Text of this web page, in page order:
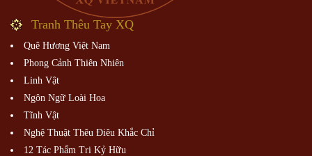
Tranh Thêu Tay XQ
Quê Hương Việt Nam
Phong Cảnh Thiên Nhiên
Linh Vật
Ngôn Ngữ Loài Hoa
Tĩnh Vật
Nghệ Thuật Thêu Điêu Khắc Chỉ
12 Tác Phẩm Tri Kỷ Hữu